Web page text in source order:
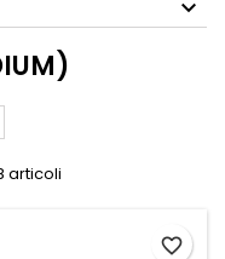
articoli
favorite_border